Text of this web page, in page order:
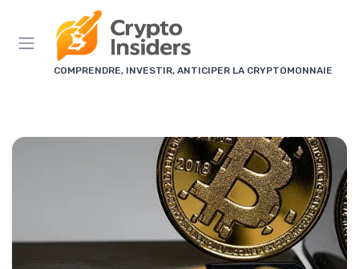
COMPRENDRE, INVESTIR, ANTICIPER LA CRYPTOMONNAIE
Panneau de gestion des cookies